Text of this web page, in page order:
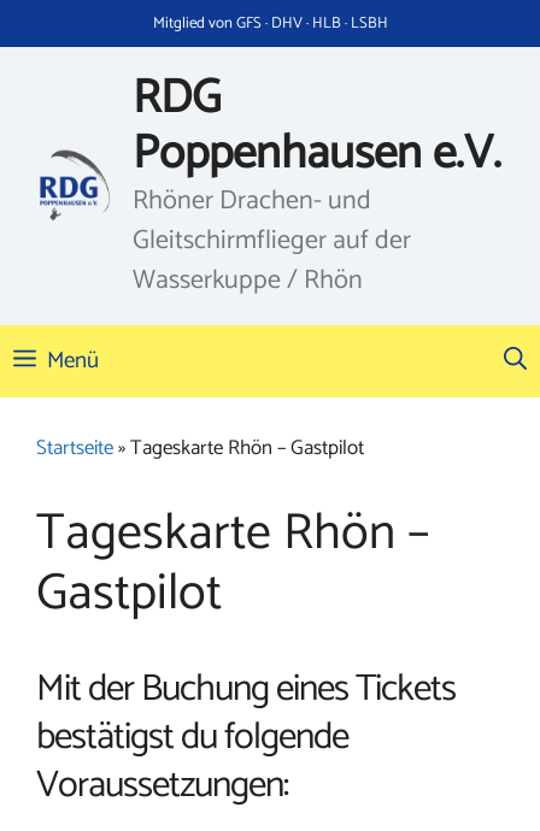
Inhalt
Mitglied von GFS · DHV · HLB · LSBH
RDG
Poppenhausen e.V.
Rhöner Drachen- und
Gleitschirmflieger auf der
Wasserkuppe / Rhön
Menü
Startseite»Tageskarte Rhön – Gastpilot
Tageskarte Rhön –
Gastpilot
Mit der Buchung eines Tickets
bestätigst du folgende
Voraussetzungen: